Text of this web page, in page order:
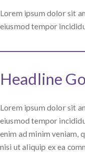
Lorem ipsum dolor sit
eiusmod tempor
Headline
Lorem ipsum dolor sit
eiusmod tempor
enim ad minim veniam,
nisi ut aliquip ex ea